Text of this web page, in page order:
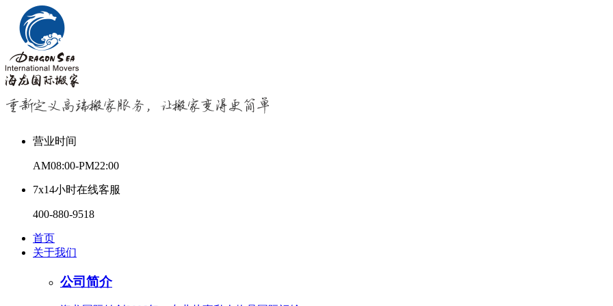
营业时间
AM08:00-PM22:00
7x14小时在线客服
400-880-9518
首页
关于我们
公司简介